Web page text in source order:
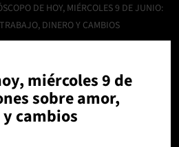
DE HOY, MIÉRCOLES 9 DE JUNIO:
DINERO Y CAMBIOS
miércoles 9 de
sobre amor,
cambios